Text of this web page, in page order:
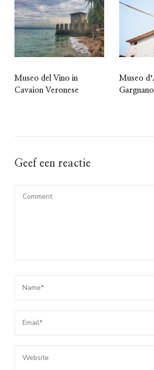
Museo del Vino in
Cavaion Veronese
Museo
Gargnano
Geef een reactie